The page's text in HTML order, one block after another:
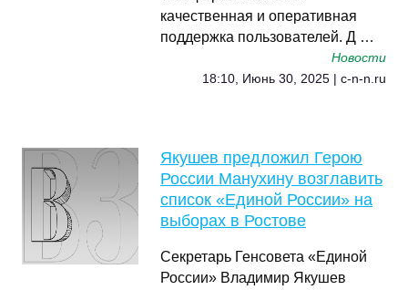
качественная и оперативная
поддержка пользователей. Д …
Новости
18:10, Июнь 30, 2025 | c-n-n.ru
Якушев предложил Герою
России Манухину возглавить
список «Единой России» на
выборах в Ростове
Секретарь Генсовета «Единой
России» Владимир Якушев